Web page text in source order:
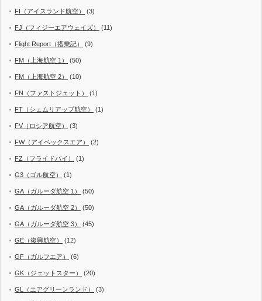
FI（アイスランド航空） (3)
FJ（フィジーエアウェイズ） (11)
Flight Report（搭乗記） (9)
FM（上海航空 1） (50)
FM（上海航空 2） (10)
FN（ファストジェット） (1)
FT（シェムリアップ航空） (1)
FV（ロシア航空） (3)
FW（アイベックスエア） (2)
FZ（フライドバイ） (1)
G3（ゴル航空） (1)
GA（ガルーダ航空 1） (50)
GA（ガルーダ航空 2） (50)
GA（ガルーダ航空 3） (45)
GE（復興航空） (12)
GF（ガルフエア） (6)
GK（ジェットスター） (20)
GL（エアグリーンランド） (3)